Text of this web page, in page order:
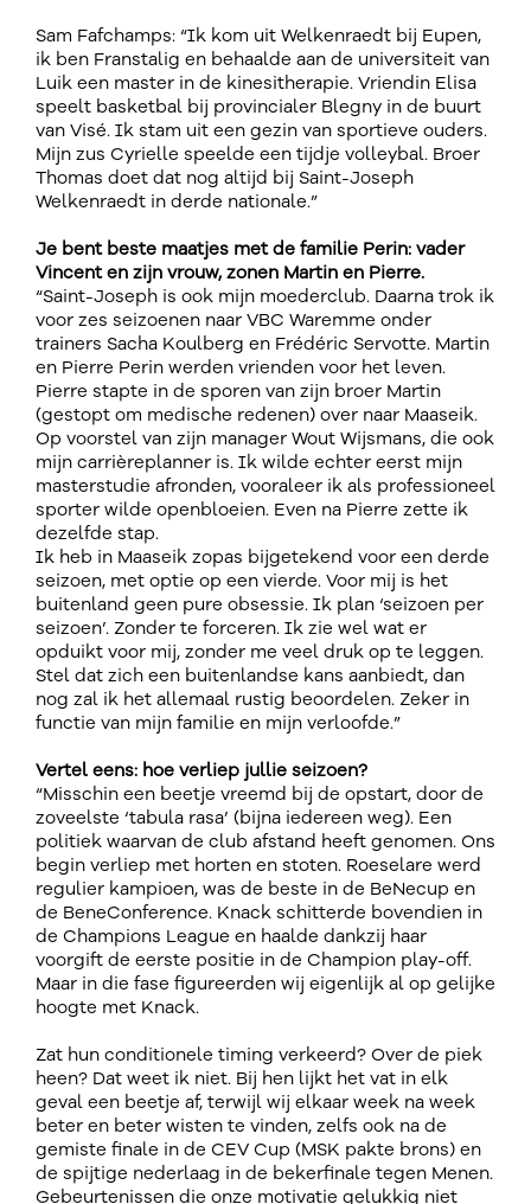
Sam Fafchamps: “Ik kom uit Welkenraedt bij Eupen,
ik ben Franstalig en behaalde aan de universiteit van
Luik een master in de kinesitherapie. Vriendin Elisa
speelt basketbal bij provincialer Blegny in de buurt
van Visé. Ik stam uit een gezin van sportieve ouders.
Mijn zus Cyrielle speelde een tijdje volleybal. Broer
Thomas doet dat nog altijd bij Saint-Joseph
Welkenraedt in derde nationale.”
Je bent beste maatjes met de familie Perin: vader
Vincent en zijn vrouw, zonen Martin en Pierre.
“Saint-Joseph is ook mijn moederclub. Daarna trok ik
voor zes seizoenen naar VBC Waremme onder
trainers Sacha Koulberg en Frédéric Servotte. Martin
en Pierre Perin werden vrienden voor het leven.
Pierre stapte in de sporen van zijn broer Martin
(gestopt om medische redenen) over naar Maaseik.
Op voorstel van zijn manager Wout Wijsmans, die ook
mijn carrièreplanner is. Ik wilde echter eerst mijn
masterstudie afronden, vooraleer ik als professioneel
sporter wilde openbloeien. Even na Pierre zette ik
dezelfde stap.
Ik heb in Maaseik zopas bijgetekend voor een derde
seizoen, met optie op een vierde. Voor mij is het
buitenland geen pure obsessie. Ik plan ‘seizoen per
seizoen’. Zonder te forceren. Ik zie wel wat er
opduikt voor mij, zonder me veel druk op te leggen.
Stel dat zich een buitenlandse kans aanbiedt, dan
nog zal ik het allemaal rustig beoordelen. Zeker in
functie van mijn familie en mijn verloofde.”
Vertel eens: hoe verliep jullie seizoen?
“Misschin een beetje vreemd bij de opstart, door de
zoveelste ‘tabula rasa’ (bijna iedereen weg). Een
politiek waarvan de club afstand heeft genomen. Ons
begin verliep met horten en stoten. Roeselare werd
regulier kampioen, was de beste in de BeNecup en
de BeneConference. Knack schitterde bovendien in
de Champions League en haalde dankzij haar
voorgift de eerste positie in de Champion play-off.
Maar in die fase figureerden wij eigenlijk al op gelijke
hoogte met Knack.
Zat hun conditionele timing verkeerd? Over de piek
heen? Dat weet ik niet. Bij hen lijkt het vat in elk
geval een beetje af, terwijl wij elkaar week na week
beter en beter wisten te vinden, zelfs ook na de
gemiste finale in de CEV Cup (MSK pakte brons) en
de spijtige nederlaag in de bekerfinale tegen Menen.
Gebeurtenissen die onze motivatie gelukkig niet